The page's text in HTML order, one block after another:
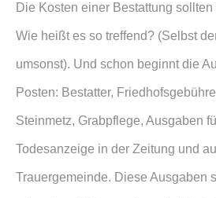
Die Kosten einer Bestattung
Wie heißt es so treffend? (Selbst
umsonst). Und schon beginnt die
Posten: Bestatter,
Steinmetz, Grabpflege, Ausgaben
Todesanzeige in der Zeitung und
Trauergemeinde. Diese Ausgaben